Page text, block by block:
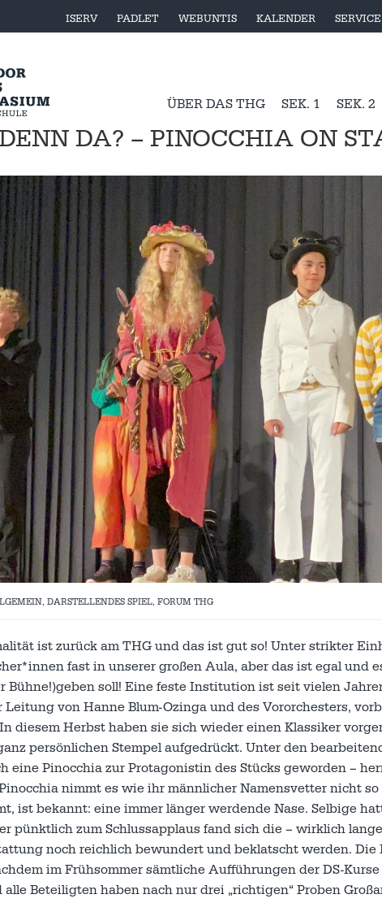
ISERV PADLET WEBUNTIS KALENDER
ÜBER DAS THG SEK. 1 SEK. 2
DA? – PINOCCHIA ON
, DARSTELLENDES SPIEL, FORUM THG
ist zurück am THG und das ist gut so! Unter strikter
fast in unserer großen Aula, aber das ist egal und
Bühne!)geben soll! Eine feste Institution ist seit vielen
Leitung von Hanne Blum-Ozinga und des Vororchesters,
diesem Herbst haben sie sich wieder einen Klassiker
persönlichen Stempel aufgedrückt. Unter den
eine Pinocchia zur Protagonistin des Stücks geworden –
nimmt es wie ihr männlicher Namensvetter nicht
ist bekannt: eine immer länger werdende Nase. Selbige
pünktlich zum Schlussapplaus fand sich die – wirklich
noch reichlich bewundert und beklatscht werden. Die
im Frühsommer sämtliche Aufführungen der DS-
Beteiligten haben nach nur drei „richtigen“ Proben